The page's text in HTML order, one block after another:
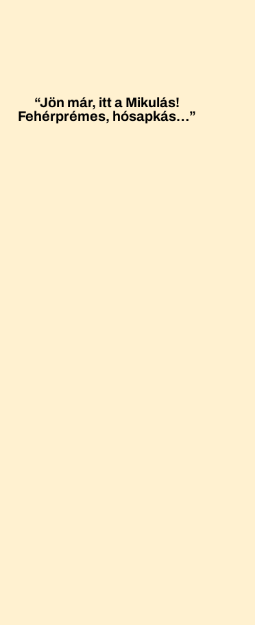
“Jön már, itt a Mikulás!
Fehérprémes, hósapkás…”